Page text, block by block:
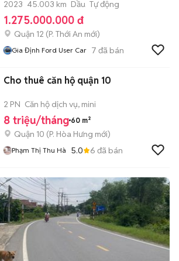
2023 45.003 km Dầu Tự động
1.275.000.000 đ
Quận 12 (P. Thới An mới)
Gia Định Ford User Car 7 đã bán
Cho thuê căn hộ quận 10
2 PN Căn hộ dịch vụ, mini
8 triệu/tháng 60 m²
Quận 10 (P. Hòa Hưng mới)
Phạm Thị Thu Hà 5.0 6 đã bán